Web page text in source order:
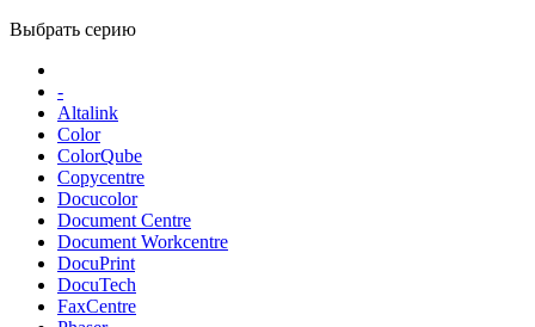
Выбрать серию
-
Altalink
Color
ColorQube
Copycentre
Docucolor
Document Centre
Document Workcentre
DocuPrint
DocuTech
FaxCentre